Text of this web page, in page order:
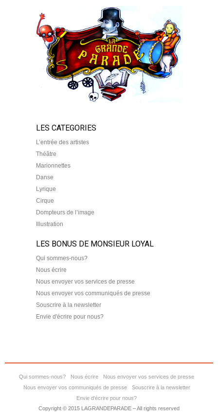
LES CATEGORIES
L’entrée des artistes
Théâtre
Marionnettes
Danse
Lyrique
Cirque
Dompteurs de l’image
Illustration
LES BONUS DE MONSIEUR LOYAL
Qui sommes-nous?
Nous écrire
Nous envoyer vos services de presse
Nous envoyer vos communiqués de presse
Souscrire à la newsletter
Envie d'écrire pour nous?
Qui sommes-nous? Nous écrire
Nous envoyer vos services de presse
Nous envoyer vos communiqués de presse
Souscrire à la newsletter
Envie d'écrire pour nous?
Copyright © 2015 LAGRANDEPARADE – All rights reserved